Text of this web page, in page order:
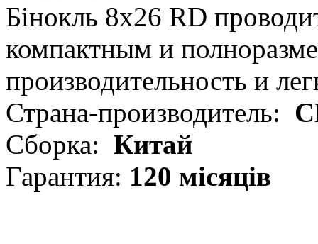
Бінокль 8x26 RD
компактным и
производительность и
Страна-производитель:
Сборка: Китай
Гарантия: 120 місяців